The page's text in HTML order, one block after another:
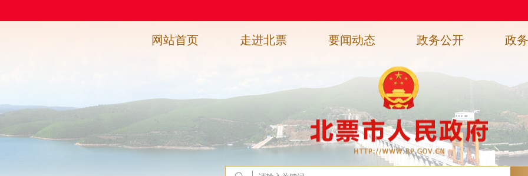
网站首页 走进北票 要闻动态 政务公开 政